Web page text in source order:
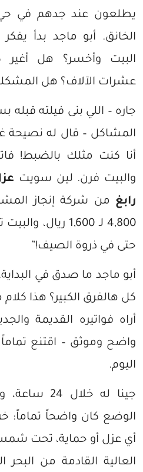
يطلعون عند جدهم في حي
الخانق. أبو ماجد بدأ
البيت وأخسر؟ هل
عشرات الآلاف؟ هل
جاره – اللي بنى فيلته
المشاكل – قال له نصيحة
والبيت فرن. لين سويت
رابغ من شركة إنجاز
4,800 لـ 1,600
حتى في ذروة الصيف!”
أبو ماجد ما صدق في
كل هالفرق الكبير؟ هذا كلام
أراه فواتيره القديمة
واضح وموثق – اقتنع
اليوم.
جينا له
الوضع كان واضحاً تماماً:
أي عزل أو حماية، تحت شمس
العالية القادمة من